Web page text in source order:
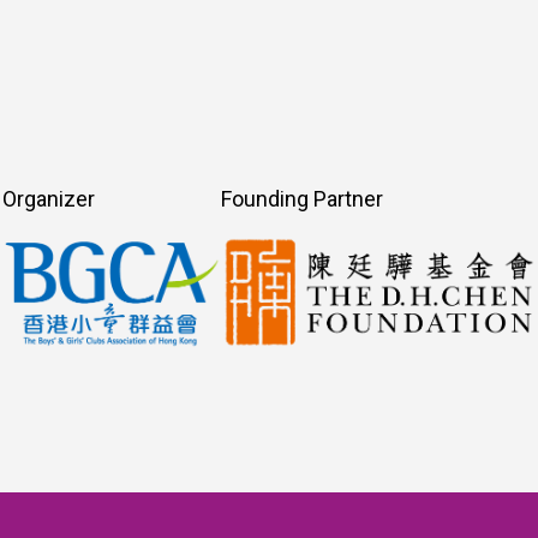
Organizer Founding Partner